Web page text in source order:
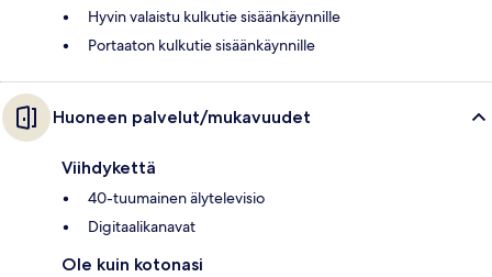
Hyvin valaistu kulkutie sisäänkäynnille
Portaaton kulkutie sisäänkäynnille
Huoneen palvelut/mukavuudet
Viihdykettä
40-tuumainen älytelevisio
Digitaalikanavat
Ole kuin kotonasi